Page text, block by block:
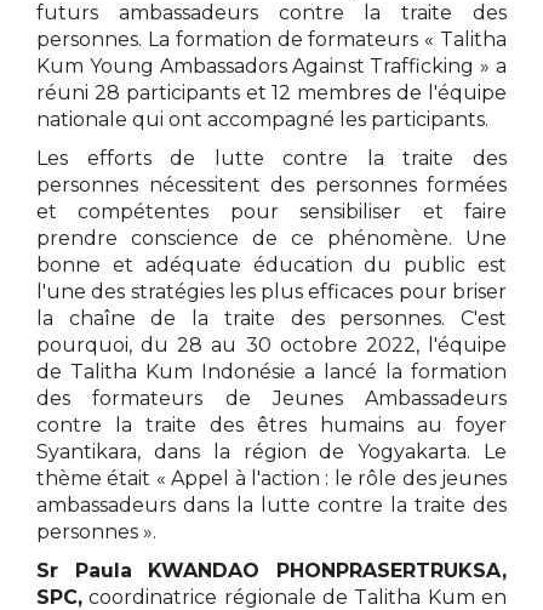
futurs ambassadeurs contre la traite des
personnes. La formation de formateurs « Talitha
Kum Young Ambassadors Against Trafficking » a
réuni 28 participants et 12 membres de l'équipe
nationale qui ont accompagné les participants.
Les efforts de lutte contre la traite des
personnes nécessitent des personnes formées
et compétentes pour sensibiliser et faire
prendre conscience de ce phénomène. Une
bonne et adéquate éducation du public est
l'une des stratégies les plus efficaces pour briser
la chaîne de la traite des personnes. C'est
pourquoi, du 28 au 30 octobre 2022, l'équipe
de Talitha Kum Indonésie a lancé la formation
des formateurs de Jeunes Ambassadeurs
contre la traite des êtres humains au foyer
Syantikara, dans la région de Yogyakarta. Le
thème était « Appel à l'action : le rôle des jeunes
ambassadeurs dans la lutte contre la traite des
personnes ».
Sr Paula KWANDAO PHONPRASERTRUKSA,
SPC, coordinatrice régionale de Talitha Kum en